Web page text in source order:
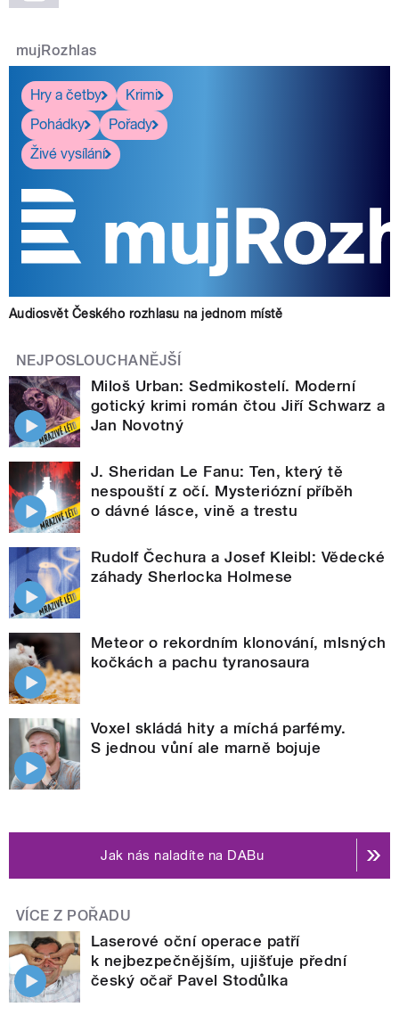
mujRozhlas
Hry a četby
Krimi
Pohádky
Pořady
Živé vysílání
Audiosvět Českého rozhlasu na jednom místě
NEJPOSLOUCHANĚJŠÍ
Miloš Urban: Sedmikostelí. Moderní
gotický krimi román čtou Jiří Schwarz a
Jan Novotný
J. Sheridan Le Fanu: Ten, který tě
nespouští z očí. Mysteriózní příběh
o dávné lásce, vině a trestu
Rudolf Čechura a Josef Kleibl: Vědecké
záhady Sherlocka Holmese
Meteor o rekordním klonování, mlsných
kočkách a pachu tyranosaura
Voxel skládá hity a míchá parfémy.
S jednou vůní ale marně bojuje
Jak nás naladíte na DABu
VÍCE Z POŘADU
Laserové oční operace patří
k nejbezpečnějším, ujišťuje přední
český očař Pavel Stodůlka